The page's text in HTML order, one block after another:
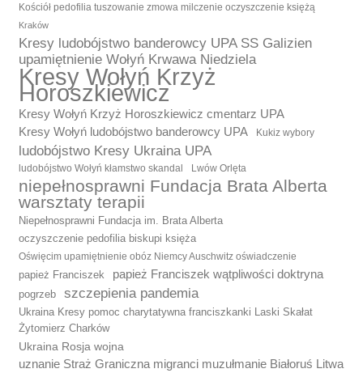
Kościół pedofilia tuszowanie zmowa milczenie oczyszczenie księżą
Kraków
Kresy ludobójstwo banderowcy UPA SS Galizien
upamiętnienie Wołyń Krwawa Niedziela
Kresy Wołyń Krzyż
Horoszkiewicz
Kresy Wołyń Krzyż Horoszkiewicz cmentarz UPA
Kresy Wołyń ludobójstwo banderowcy UPA
Kukiz wybory
ludobójstwo Kresy Ukraina UPA
ludobójstwo Wołyń kłamstwo skandal Lwów Orlęta
niepełnosprawni Fundacja Brata Alberta
warsztaty terapii
Niepełnosprawni Fundacja im. Brata Alberta
oczyszczenie pedofilia biskupi księża
Oświęcim upamiętnienie obóz Niemcy Auschwitz oświadczenie
papież Franciszek papież Franciszek wątpliwości doktryna
pogrzeb szczepienia pandemia
Ukraina Kresy pomoc charytatywna franciszkanki Laski Skałat
Żytomierz Charków
Ukraina Rosja wojna
uznanie Straż Graniczna migranci muzułmanie Białoruś Litwa